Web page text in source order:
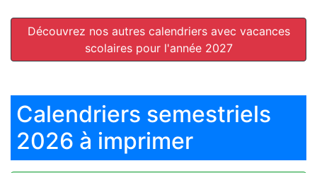
Découvrez nos autres calendriers avec vacances
scolaires pour l'année 2027
Calendriers semestriels
2026 à imprimer